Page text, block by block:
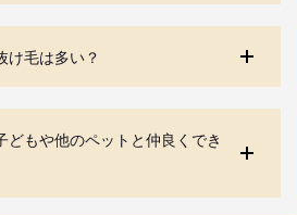
け毛は多い？
どもや他のペットと仲良くでき